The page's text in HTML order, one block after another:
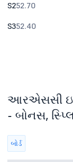
S252.70
S352.40
આરએસસી
- બોનસ,
બોર્ડ